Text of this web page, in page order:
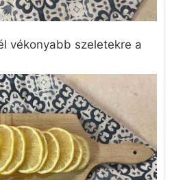
vékonyabb szeletekre a